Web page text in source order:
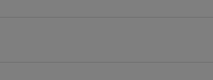
GLN–AMM: cmp-view-offers-disclaimer.
GLN–AMM: cmp-view-offers-disclaimer.
GLN–AMM: cmp-view-offers-
GLN–AMM: cmp-view-offers-
GLN–AMM: cmp-view-
GLN–AMM: cmp-
GLN–AMM: cmp-
GLN–AMM: